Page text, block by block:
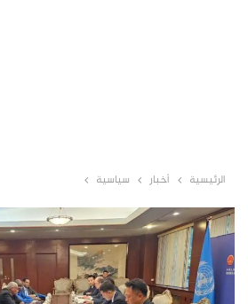
الرئيسية أخبار سياسية